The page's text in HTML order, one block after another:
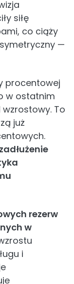
siłę
co ciąży
—
procentowej
w ostatnim
To
już
zadłużenie
rezerw
w
i